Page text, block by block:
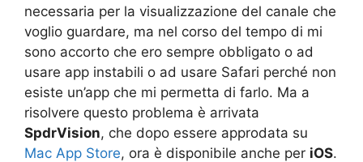
necessaria per la visualizzazione del canale che
voglio guardare, ma nel corso del tempo di mi
sono accorto che ero sempre obbligato o ad
usare app instabili o ad usare Safari perché non
esiste un’app che mi permetta di farlo. Ma a
risolvere questo problema è arrivata
SpdrVision, che dopo essere approdata su
Mac App Store, ora è disponibile anche per iOS.